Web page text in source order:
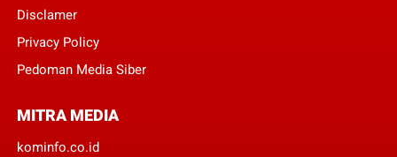
Disclamer
Privacy Policy
Pedoman Media Siber
MITRA MEDIA
kominfo.co.id